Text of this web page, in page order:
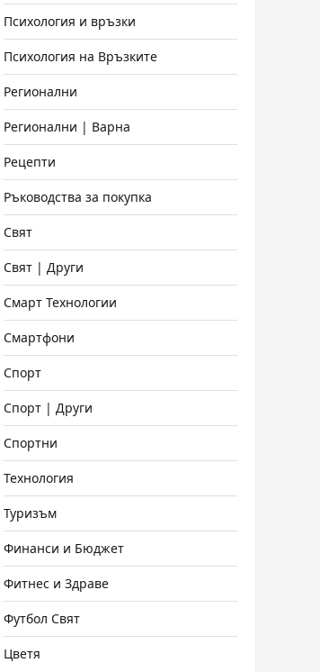
Психология и връзки
Психология на Връзките
Регионални
Регионални | Варна
Рецепти
Ръководства за покупка
Свят
Свят | Други
Смарт Технологии
Смартфони
Спорт
Спорт | Други
Спортни
Технология
Туризъм
Финанси и Бюджет
Фитнес и Здраве
Футбол Свят
Цветя